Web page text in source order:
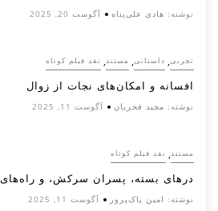
نوشته: هادی علی‌پناه آگوست 20, 2025
تجربی, داستانی, مستند, نقد فیلم کوتاه
افسانه‌ و امکان‌های نجات از زوال
نوشته: مجید فخریان آگوست 11, 2025
مستند, نقد فیلم کوتاه
درهای بسته، پسران سرکش، و
نوشته: امین پاک‌پرور آگوست 11, 2025